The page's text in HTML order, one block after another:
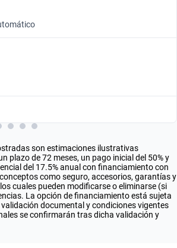
son estimaciones ilustrativas
plazo de 72 meses, un pago inicial del 50% y
del 17.5% anual con financiamiento con
como seguro, accesorios, garantías y
cuales pueden modificarse o eliminarse (si
La opción de financiamiento está sujeta
documental y condiciones vigentes
se confirmarán tras dicha validación y